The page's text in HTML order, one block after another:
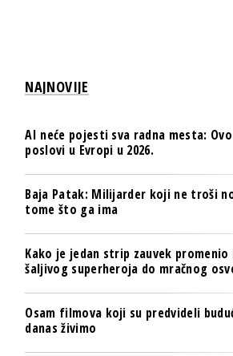
NAJNOVIJE
AI neće pojesti sva radna mesta:
poslovi u Evropi u 2026.
Baja Patak: Milijarder koji ne troši
tome što ga ima
Kako je jedan strip zauvek promenio
šaljivog superheroja do mračnog
Osam filmova koji su predvideli
danas živimo